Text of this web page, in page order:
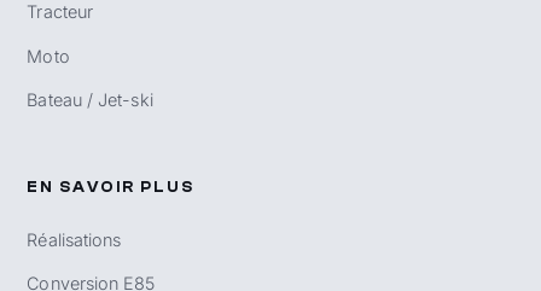
Tracteur
Moto
Bateau / Jet-ski
EN SAVOIR PLUS
Réalisations
Conversion E85